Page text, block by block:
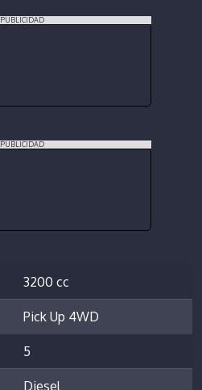
PUBLICIDAD
PUBLICIDAD
3200 cc
Pick Up 4WD
5
Diesel